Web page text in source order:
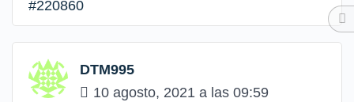
#220860
DTM995
10 agosto, 2021 a las 09:59